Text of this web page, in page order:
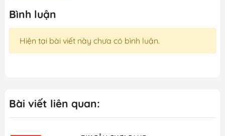
Bình luận
Hiện tại bài viết này chưa có bình luận.
Bài viết liên quan: